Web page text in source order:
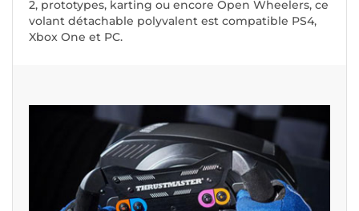
2, prototypes, karting ou encore Open Wheelers, ce
volant détachable polyvalent est compatible PS4,
Xbox One et PC.